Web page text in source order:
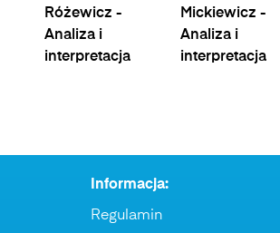
Różewicz -
Analiza i
interpretacja
Mickiewicz -
Analiza i
interpretacja
Informacja:
Regulamin